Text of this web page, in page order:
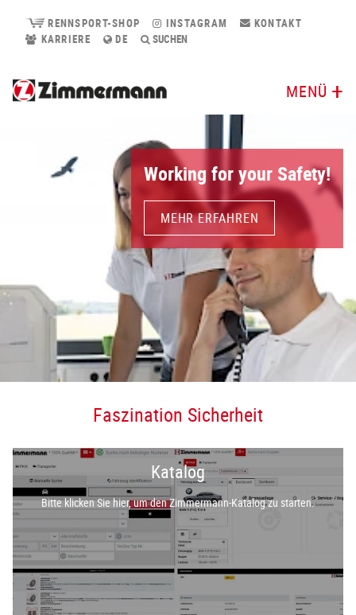
RENNSPORT-SHOP INSTAGRAM
KONTAKT
KARRIERE
DE SUCHEN
MENÜ
Working for your Safety!
MEHR ERFAHREN
Faszination Sicherheit
Katalog
Bitte klicken Sie hier, um den Zimmermann-Katalog zu starten.